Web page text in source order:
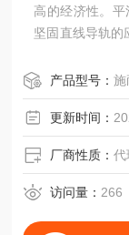
高的经济性。平
坚固直线导轨的
华夏茂盛智能装
产品型号：施
更新时间：
厂商性质：代
访问量： 266